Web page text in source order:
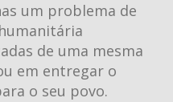
um problema de
de uma mesma
em entregar o
o seu povo.